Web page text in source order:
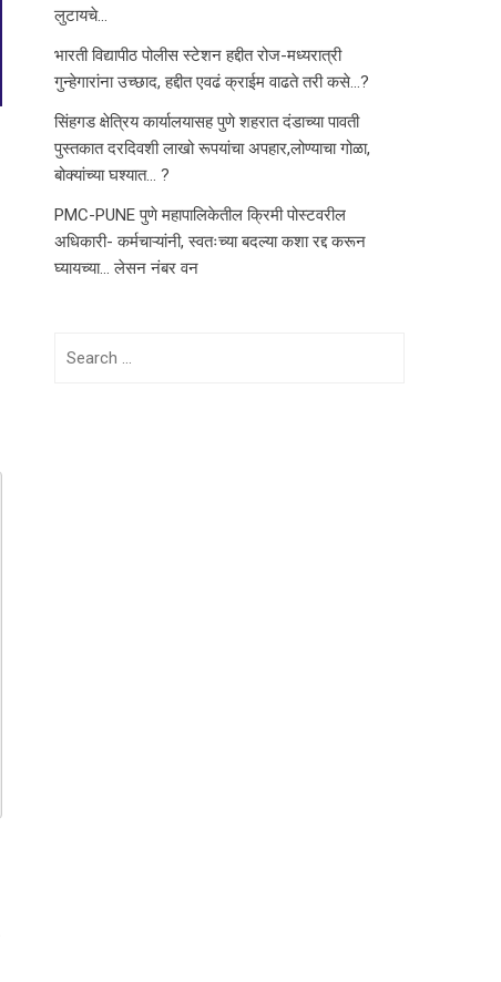
लुटायचे…
भारती विद्यापीठ पोलीस स्टेशन हद्दीत रोज-मध्यरात्री
गुन्हेगारांना उच्छाद, हद्दीत एवढं क्राईम वाढते तरी कसे…?
सिंहगड क्षेत्रिय कार्यालयासह पुणे शहरात दंडाच्या पावती
पुस्तकात दरदिवशी लाखो रूपयांचा अपहार,लोण्याचा गोळा,
बोक्यांच्या घश्यात… ?
PMC-PUNE पुणे महापालिकेतील क्रिमी पोस्टवरील
अधिकारी- कर्मचाऱ्यांनी, स्वतःच्या बदल्या कशा रद्द करून
घ्यायच्या… लेसन नंबर वन